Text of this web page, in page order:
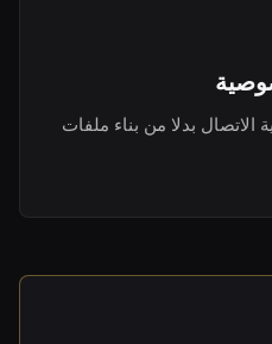
بدلا من بناء ملفات